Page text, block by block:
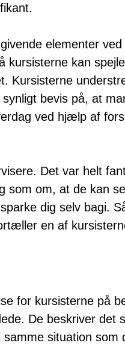
elementer
kursisterne kan
Kursisterne
bevis på, at
ved hjælp af
Det var helt
som om, at de kan
dig selv bagi.
en af
for kursisterne på
De beskriver det
situation som